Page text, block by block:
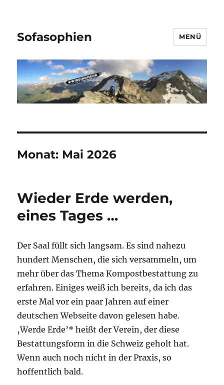
Sofasophien MENÜ
Monat: Mai 2026
Wieder Erde werden,
eines Tages …
Der Saal füllt sich langsam. Es sind nahezu
hundert Menschen, die sich versammeln, um
mehr über das Thema Kompostbestattung zu
erfahren. Einiges weiß ich bereits, da ich das
erste Mal vor ein paar Jahren auf einer
deutschen Webseite davon gelesen habe.
‚Werde Erde’* heißt der Verein, der diese
Bestattungsform in die Schweiz geholt hat.
Wenn auch noch nicht in der Praxis, so
hoffentlich bald.